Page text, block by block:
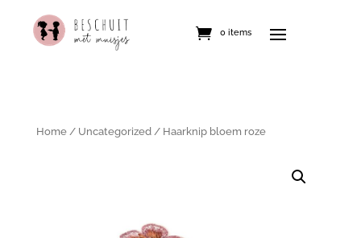
0 items
Home/ Uncategorized/ Haarknip bloem roze